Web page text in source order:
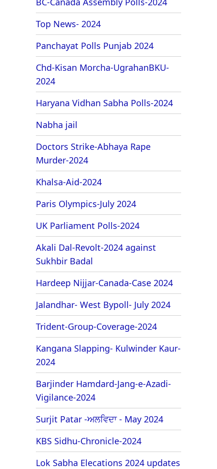
Top News- 2024
Panchayat Polls Punjab 2024
Chd-Kisan Morcha-UgrahanBKU-
2024
Haryana Vidhan Sabha Polls-2024
Nabha jail
Doctors Strike-Abhaya Rape
Murder-2024
Khalsa-Aid-2024
Paris Olympics-July 2024
UK Parliament Polls-2024
Akali Dal-Revolt-2024 against
Sukhbir Badal
Hardeep Nijjar-Canada-Case 2024
Jalandhar- West Bypoll- July 2024
Trident-Group-Coverage-2024
Kangana Slapping- Kulwinder Kaur-
2024
Barjinder Hamdard-Jang-e-Azadi-
Vigilance-2024
Surjit Patar -ਅਲਵਿਦਾ - May 2024
KBS Sidhu-Chronicle-2024
Lok Sabha Elecations 2024 updates